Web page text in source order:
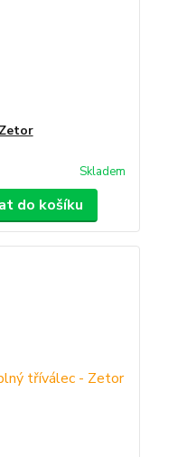
Skladem
do košíku